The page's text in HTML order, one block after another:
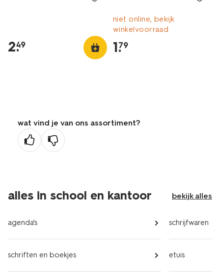
2.
49
niet online, bekijk
winkelvoorraad
1.
79
wat vind je van ons assortiment?
alles in school en kantoor bekijk alles
agenda's
schriften en boekjes
schrijfwaren
etuis